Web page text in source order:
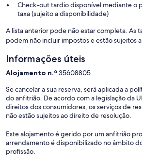
Check-out tardio disponível mediante o
taxa (sujeito a disponibilidade)
A lista anterior pode não estar completa. As
podem não incluir impostos e estão sujeitos
Informações úteis
Alojamento n.º35608805
Se cancelar a sua reserva, será aplicada a
do anfitrião. De acordo com a legislação da
direitos dos consumidores, os serviços de
não estão sujeitos ao direito de resolução.
Este alojamento é gerido por um anfitrião
arrendamento é disponibilizado no âmbito
profissão.